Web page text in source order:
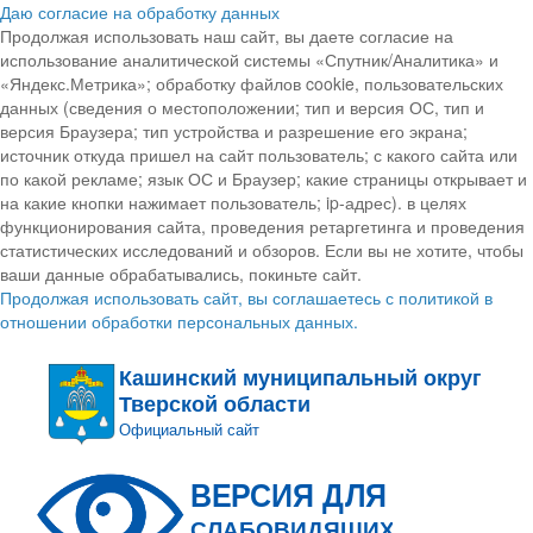
Даю согласие на обработку данных
Продолжая использовать наш сайт, вы даете согласие на
использование аналитической системы «Спутник/Аналитика» и
«Яндекс.Метрика»; обработку файлов cookie, пользовательских
данных (сведения о местоположении; тип и версия ОС, тип и
версия Браузера; тип устройства и разрешение его экрана;
источник откуда пришел на сайт пользователь; с какого сайта или
по какой рекламе; язык ОС и Браузер; какие страницы открывает и
на какие кнопки нажимает пользователь; ip-адрес). в целях
функционирования сайта, проведения ретаргетинга и проведения
статистических исследований и обзоров. Если вы не хотите, чтобы
ваши данные обрабатывались, покиньте сайт.
Продолжая использовать сайт, вы соглашаетесь с политикой в
отношении обработки персональных данных.